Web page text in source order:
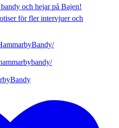
och hejar på Bajen!
för fler intervjuer och